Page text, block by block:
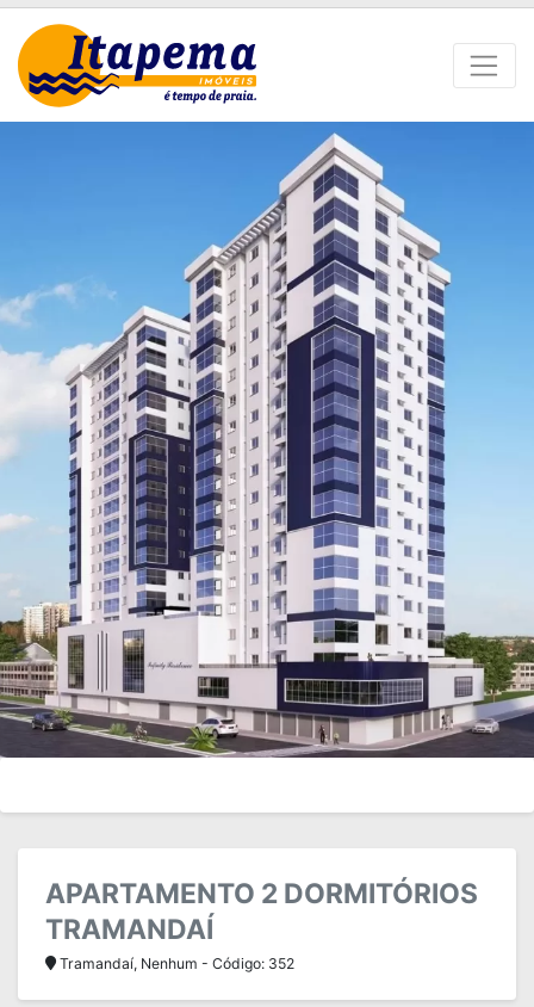
APARTAMENTO 2 DORMITÓRIOS
TRAMANDAÍ
Tramandaí, Nenhum - Código: 352